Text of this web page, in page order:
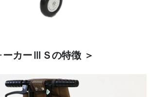
カーⅢＳの特徴 ＞